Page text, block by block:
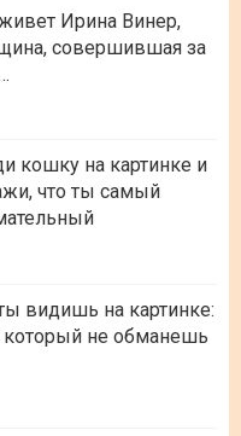
Ирина Винер,
совершившая за
кошку на картинке и
что ты самый
видишь на картинке:
который не обманешь